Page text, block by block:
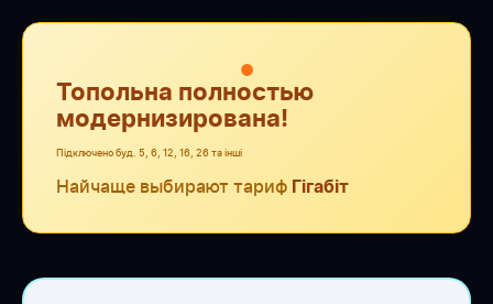
●
Топольна полностью
модернизирована!
Підключено буд. 5, 6, 12, 16, 26 та інші
Найчаще выбирают тариф Гігабіт